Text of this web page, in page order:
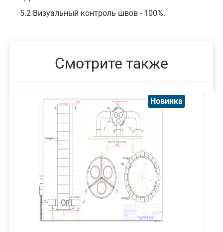
5.2 Визуальный контроль швов - 100%.
Смотрите также
Новинка